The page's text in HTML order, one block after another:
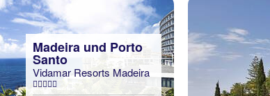
Madeira und Porto
Santo
Vidamar Resorts Madeira